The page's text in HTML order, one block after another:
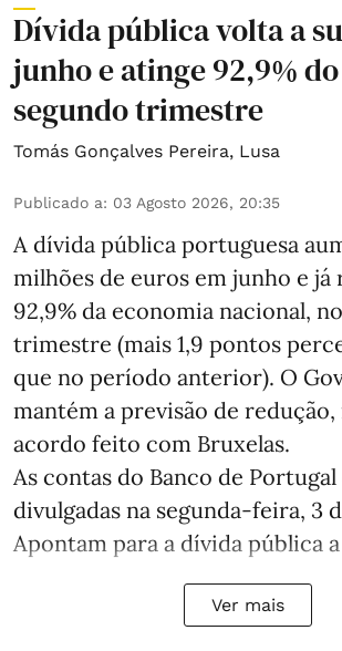
Dívida pública volta a
junho e atinge 92,9%
segundo trimestre
Tomás Gonçalves Pereira, Lusa
Publicado a: 03 Agosto 2026, 20:35
A dívida pública portuguesa
milhões de euros em junho e já
92,9% da economia nacional,
trimestre (mais 1,9 pontos
que no período anterior). O
mantém a previsão de
acordo feito com Bruxelas.
As contas do Banco de Portugal
divulgadas na segunda-feira, 3
Apontam para a dívida pública a
Ver mais